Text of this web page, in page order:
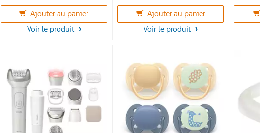
5
étoiles.
Ajouter au panier
Voir le produit
5
étoiles.
Ajouter au panier
Voir le produit
5
étoiles.